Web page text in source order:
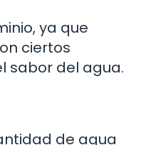
ya que
ciertos
sabor del agua.
de agua